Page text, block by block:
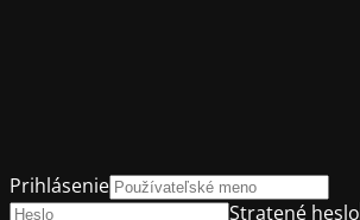
Prihlásenie
Stratené heslo